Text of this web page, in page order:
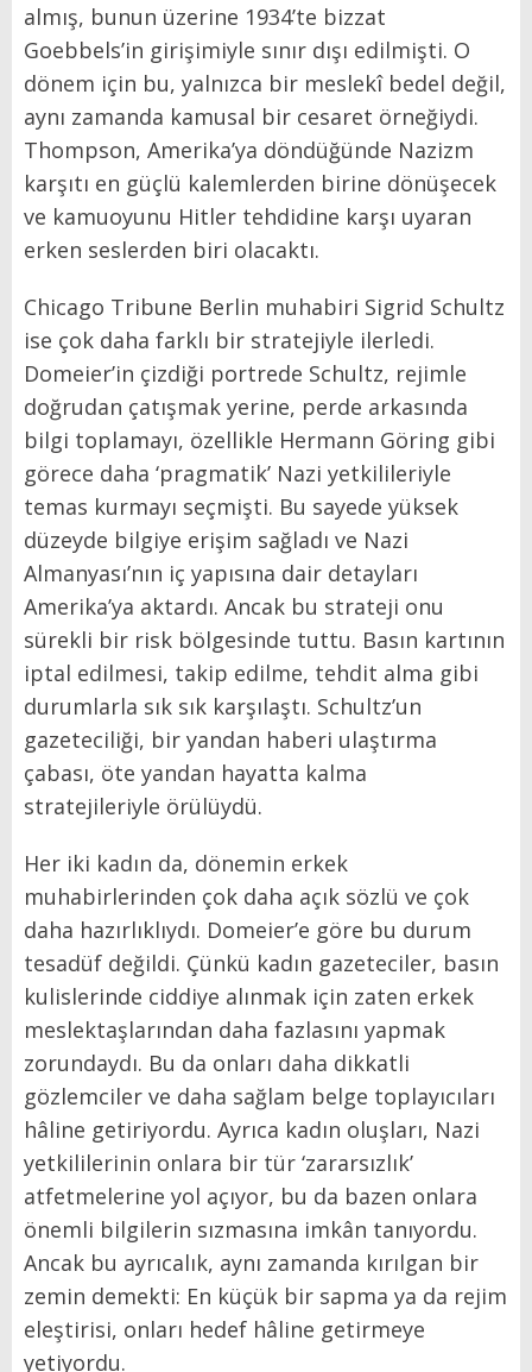
almış, bunun üzerine 1934’te bizzat
Goebbels’in girişimiyle sınır dışı edilmişti. O
dönem için bu, yalnızca bir meslekî bedel değil,
aynı zamanda kamusal bir cesaret örneğiydi.
Thompson, Amerika’ya döndüğünde Nazizm
karşıtı en güçlü kalemlerden birine dönüşecek
ve kamuoyunu Hitler tehdidine karşı uyaran
erken seslerden biri olacaktı.
Chicago Tribune Berlin muhabiri Sigrid Schultz
ise çok daha farklı bir stratejiyle ilerledi.
Domeier’in çizdiği portrede Schultz, rejimle
doğrudan çatışmak yerine, perde arkasında
bilgi toplamayı, özellikle Hermann Göring gibi
görece daha ‘pragmatik’ Nazi yetkilileriyle
temas kurmayı seçmişti. Bu sayede yüksek
düzeyde bilgiye erişim sağladı ve Nazi
Almanyası’nın iç yapısına dair detayları
Amerika’ya aktardı. Ancak bu strateji onu
sürekli bir risk bölgesinde tuttu. Basın kartının
iptal edilmesi, takip edilme, tehdit alma gibi
durumlarla sık sık karşılaştı. Schultz’un
gazeteciliği, bir yandan haberi ulaştırma
çabası, öte yandan hayatta kalma
stratejileriyle örülüydü.
Her iki kadın da, dönemin erkek
muhabirlerinden çok daha açık sözlü ve çok
daha hazırlıklıydı. Domeier’e göre bu durum
tesadüf değildi. Çünkü kadın gazeteciler, basın
kulislerinde ciddiye alınmak için zaten erkek
meslektaşlarından daha fazlasını yapmak
zorundaydı. Bu da onları daha dikkatli
gözlemciler ve daha sağlam belge toplayıcıları
hâline getiriyordu. Ayrıca kadın oluşları, Nazi
yetkililerinin onlara bir tür ‘zararsızlık’
atfetmelerine yol açıyor, bu da bazen onlara
önemli bilgilerin sızmasına imkân tanıyordu.
Ancak bu ayrıcalık, aynı zamanda kırılgan bir
zemin demekti: En küçük bir sapma ya da rejim
eleştirisi, onları hedef hâline getirmeye
yetiyordu.